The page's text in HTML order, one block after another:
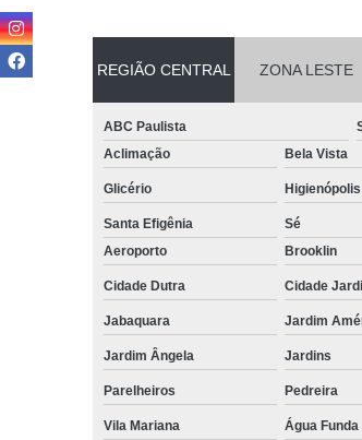
REGIÃO CENTRAL ZONA LESTE
ABC Paulista
Aclimação
Bela Vista
Glicério Higienópolis
Santa Efigênia Sé
Aeroporto
Brooklin
Cidade Dutra Cidade
Jabaquara Jardim
Jardim Ângela Jardins
Parelheiros Pedreira
Vila Mariana
Água Funda